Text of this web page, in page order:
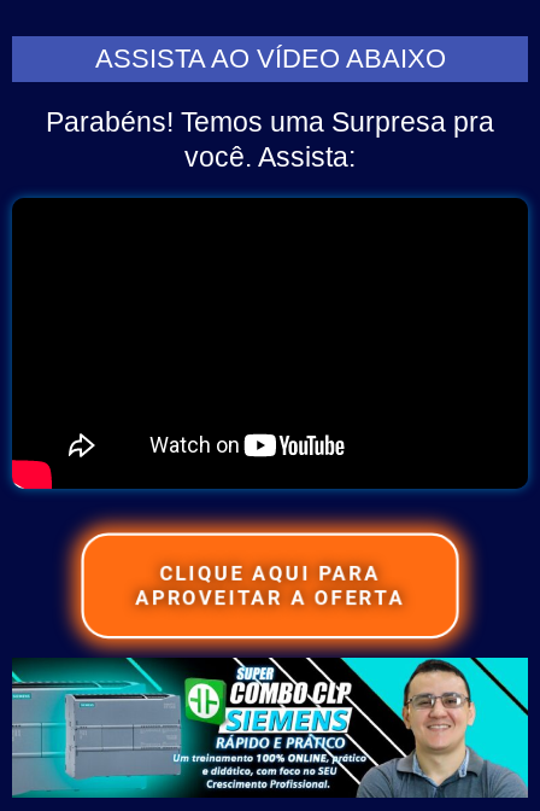
ASSISTA AO VÍDEO ABAIXO
Parabéns! Temos uma Surpresa pra
você. Assista:
CLIQUE AQUI PARA
APROVEITAR A OFERTA